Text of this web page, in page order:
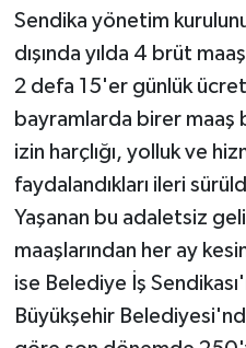
Sendika yönetim
dışında yılda 4 brüt
2 defa 15'er günlük
bayramlarda birer maaş
izin harçlığı, yolluk ve
faydalandıkları ileri
Yaşanan bu adaletsiz gelir
maaşlarından her ay
ise Belediye İş
Büyükşehir